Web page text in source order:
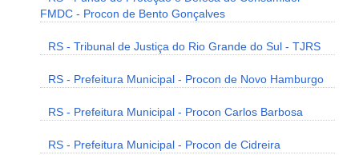
FMDC - Procon de Bento Gonçalves
RS - Tribunal de Justiça do Rio Grande do Sul - TJRS
RS - Prefeitura Municipal - Procon de Novo Hamburgo
RS - Prefeitura Municipal - Procon Carlos Barbosa
RS - Prefeitura Municipal - Procon de Cidreira